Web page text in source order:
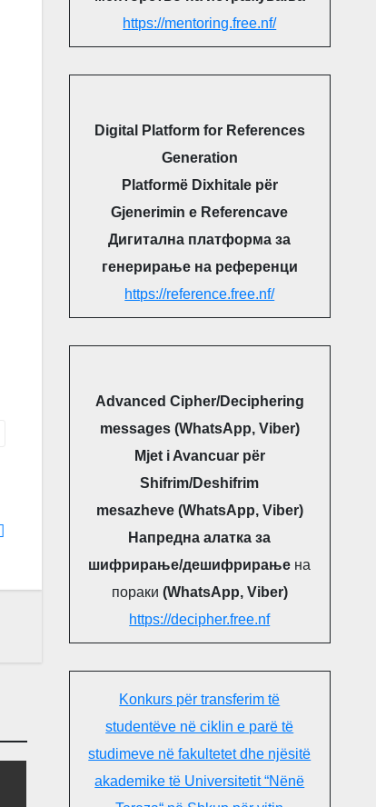
https://mentoring.free.nf/
Digital Platform for References
Generation
Platformë Dixhitale për
Gjenerimin e Referencave
Дигитална платформа за
генерирање на референци
https://reference.free.nf/
Advanced Cipher/Deciphering
messages (WhatsApp, Viber)
Mjet i Avancuar për
Shifrim/Deshifrim
mesazheve (WhatsApp, Viber)
Напредна алатка за
шифрирање/дешифрирање на
пораки (WhatsApp, Viber)
https://decipher.free.nf
Konkurs për transferim të
studentëve në ciklin e parë të
studimeve në fakultetet dhe njësitë
akademike të Universitetit “Nënë